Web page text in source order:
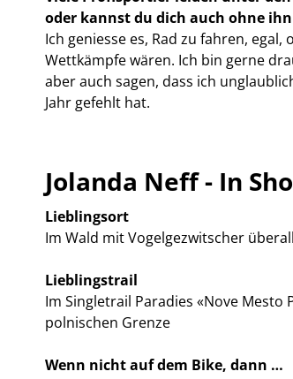
oder kannst du dich auch ohne
Ich geniesse es, Rad zu fahren,
Wettkämpfe wären. Ich bin gerne
aber auch sagen, dass ich
Jahr gefehlt hat.
Jolanda Neff - In
Lieblingsort
Im Wald mit Vogelgezwitscher
Lieblingstrail
Im Singletrail Paradies «Nove Mesto
polnischen Grenze
Wenn nicht auf dem Bike, dann …